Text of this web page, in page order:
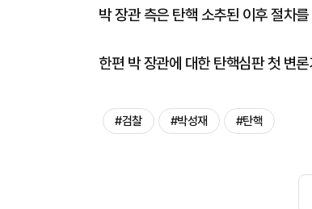
박 장관 측은 탄핵 소추된 이후 절차
한편 박 장관에 대한 탄핵심판 첫 변
#검찰 #박성재 #탄핵